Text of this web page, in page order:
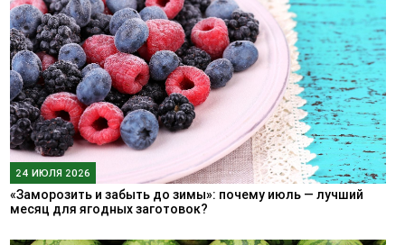
24 ИЮЛЯ 2026
«Заморозить и забыть до зимы»: почему июль — лучший
месяц для ягодных заготовок?